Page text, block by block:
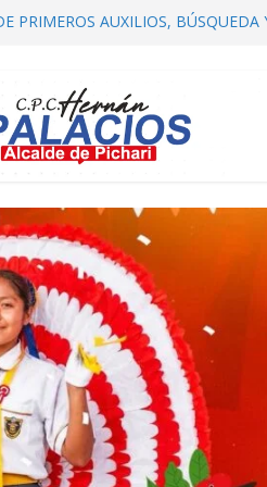
PRIMEROS AUXILIOS, BÚSQUEDA
PARTICIPA EN EL PRIMER
COMUNALES
DE PLAN DE DESARROLLO
2026 – 2035 ETAPA DE
TE INVITA A SU I FESTIVAL DEL